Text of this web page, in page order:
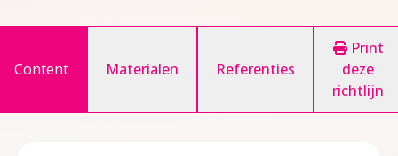
Content Materialen Referenties
Print
deze
richtlijn